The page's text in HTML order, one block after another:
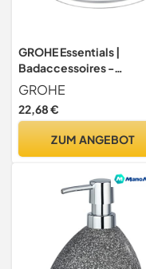
GROHE Essentials |
Badaccessoires -
Seifenschale |
GROHE
22,68 €
ZUM ANGEBOT